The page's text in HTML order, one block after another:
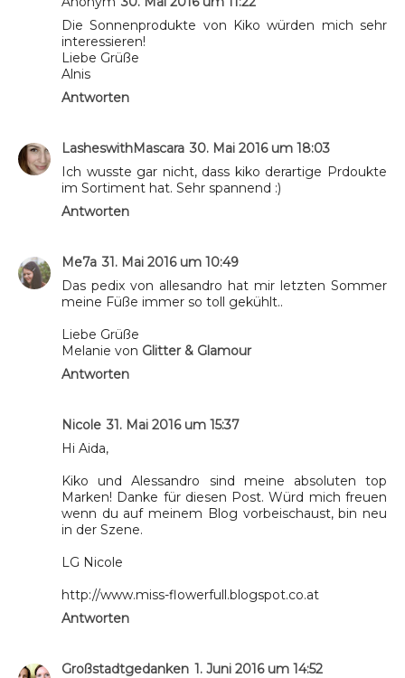
Die Sonnenprodukte von Kiko würden mich sehr
interessieren!
Liebe Grüße
Alnis
Antworten
LasheswithMascara 30. Mai 2016 um 18:03
Ich wusste gar nicht, dass kiko derartige Prdoukte
im Sortiment hat. Sehr spannend :)
Antworten
Me7a 31. Mai 2016 um 10:49
Das pedix von allesandro hat mir letzten Sommer
meine Füße immer so toll gekühlt..
Liebe Grüße
Melanie von Glitter & Glamour
Antworten
Nicole 31. Mai 2016 um 15:37
Hi Aida,
Kiko und Alessandro sind meine absoluten top
Marken! Danke für diesen Post. Würd mich freuen
wenn du auf meinem Blog vorbeischaust, bin neu
in der Szene.
LG Nicole
http://www.miss-flowerfull.blogspot.co.at
Antworten
Großstadtgedanken 1. Juni 2016 um 14:52